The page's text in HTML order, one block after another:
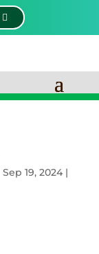
Sep 19, 2024|